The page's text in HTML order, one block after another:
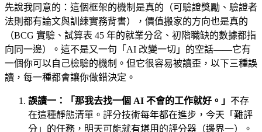
先說我同意的：這個框架的機制是真的（可驗證獎勵、驗證者
法則都有論文與訓練實務背書），價值搬家的方向也是真的
（BCG 實驗、試算表 45 年的就業分岔、初階職缺的數據都指
向同一邊）。這不是又一句「AI 改變一切」的空話——它有
一個你可以自己檢驗的機制。但它很容易被讀歪，以下三種誤
讀，每一種都會讓你做錯決定。
誤讀一：「那我去找一個 AI 不會的工作就好。」 不存
在這種靜態清單。評分技術每年都在進步，今天「難評
分」的任務，明天可能就有堪用的評分器（邊界一）。